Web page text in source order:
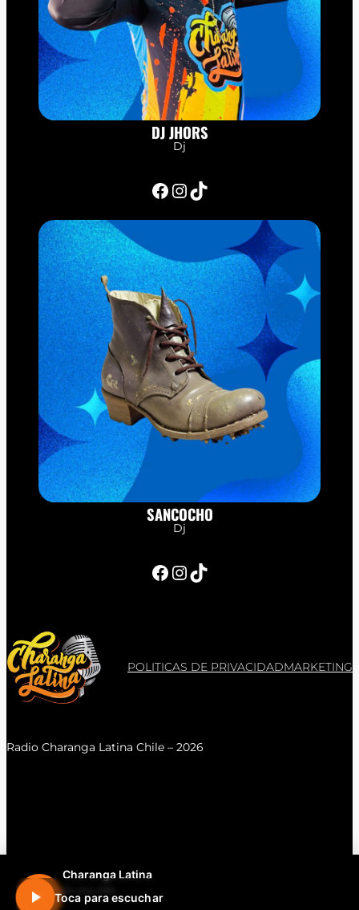
Charanga Latina
En vivo 24h
Toca para escuchar
DJ JHORS
Dj
Facebook InstagramTikTok
SANCOCHO
Dj
Facebook InstagramTikTok
POLITICAS DE PRIVACIDADMARKETING
Radio Charanga Latina Chile – 2026